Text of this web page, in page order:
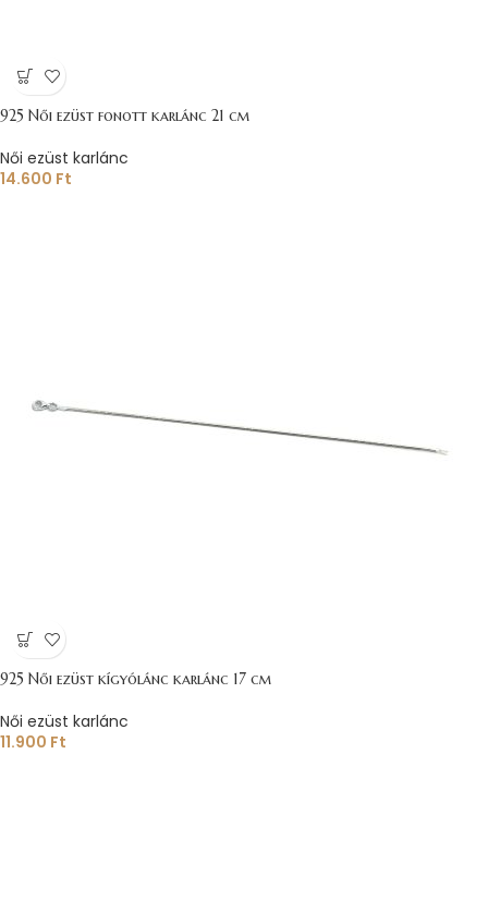
925 Női ezüst fonott karlánc 21 cm
Női ezüst karlánc
14.600 Ft
925 Női ezüst kígyólánc karlánc 17 cm
Női ezüst karlánc
11.900 Ft